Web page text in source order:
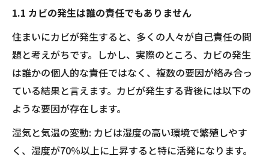
1.1 カビの発生は誰の責任でもありません
住まいにカビが発生すると、多くの人々が自己責任の問
題と考えがちです。しかし、実際のところ、カビの発生
は誰かの個人的な責任ではなく、複数の要因が絡み合っ
ている結果と言えます。カビが発生する背後には以下の
ような要因が存在します。
湿気と気温の変動: カビは湿度の高い環境で繁殖しやす
く、湿度が70％以上に上昇すると特に活発になります。